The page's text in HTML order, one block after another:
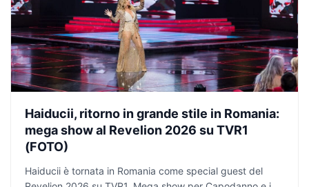
Haiducii, ritorno in grande stile in Romania:
mega show al Revelion 2026 su TVR1
(FOTO)
Haiducii è tornata in Romania come special guest del